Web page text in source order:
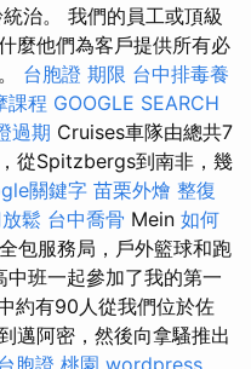
治。 我們的員工或頂級
麼他們為客戶提供所有必
台胞證 期限 台中排毒養
課程 GOOGLE SEARCH
過期 Cruises車隊由總共7
從Spitzbergs到南非，幾
關鍵字 苗栗外燴 整復
鬆 台中喬骨 Mein 如何
包服務局，戶外籃球和跑
班一起參加了我的第一
約有90人從我們位於佐
邁阿密，然後向拿騷推出
胞證 桃園 wordpress